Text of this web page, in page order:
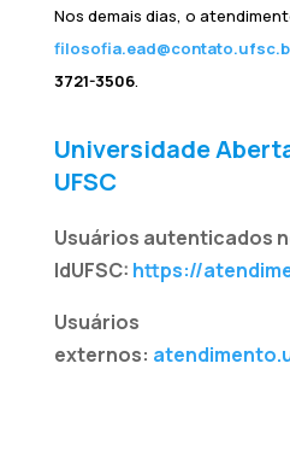
Nos demais dias, o
3721-3506.
Universidade
UFSC
Usuários autenticados
IdUFSC: https://
Usuários
externos: